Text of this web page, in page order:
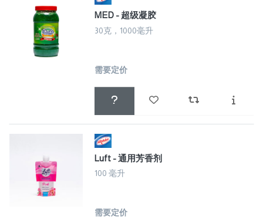
MED - 超级凝胶
30克，1000毫升
需要定价
Luft - 通用芳香剂
100 毫升
需要定价